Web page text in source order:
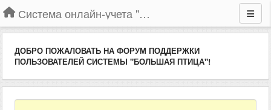
Система онлайн-учета "Большая Птица"
ДОБРО ПОЖАЛОВАТЬ НА ФОРУМ ПОДДЕРЖКИ
ПОЛЬЗОВАТЕЛЕЙ СИСТЕМЫ "БОЛЬШАЯ ПТИЦА"!